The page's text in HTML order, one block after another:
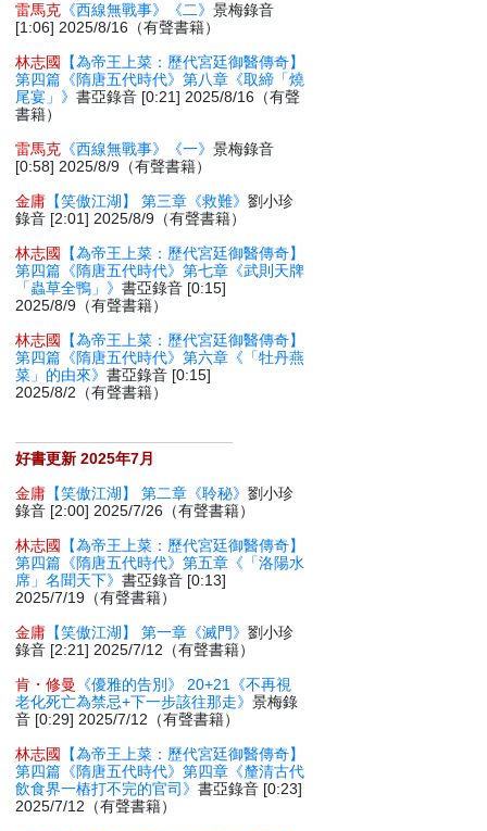
雷馬克 《西線無戰事》《二》景梅錄音
[1:06] 2025/8/16（有聲書籍）
林志國
【為帝王上菜：歷代宮廷御醫傳奇】
第四篇《隋唐五代時代》第八章《取締「燒
尾宴」》書亞錄音 [0:21] 2025/8/16（有聲
書籍）
雷馬克 《西線無戰事》《一》景梅錄音
[0:58] 2025/8/9（有聲書籍）
金庸 【笑傲江湖】 第三章《救難》劉小珍
錄音 [2:01] 2025/8/9（有聲書籍）
林志國
【為帝王上菜：歷代宮廷御醫傳奇】
第四篇《隋唐五代時代》第七章《武則天牌
「蟲草全鴨」》書亞錄音 [0:15]
2025/8/9（有聲書籍）
林志國
【為帝王上菜：歷代宮廷御醫傳奇】
第四篇《隋唐五代時代》第六章《「牡丹燕
菜」的由來》書亞錄音 [0:15]
2025/8/2（有聲書籍）
好書更新 2025年7月
金庸 【笑傲江湖】 第二章《聆秘》劉小珍
錄音 [2:00] 2025/7/26（有聲書籍）
林志國
【為帝王上菜：歷代宮廷御醫傳奇】
第四篇《隋唐五代時代》第五章《「洛陽水
席」名聞天下》書亞錄音 [0:13]
2025/7/19（有聲書籍）
金庸 【笑傲江湖】 第一章《滅門》劉小珍
錄音 [2:21] 2025/7/12（有聲書籍）
肯・修曼
《優雅的告別》 20+21《不再視
老化死亡為禁忌+下一步該往那走》景梅錄
音 [0:29] 2025/7/12（有聲書籍）
林志國
【為帝王上菜：歷代宮廷御醫傳奇】
第四篇《隋唐五代時代》第四章《釐清古代
飲食界一樁打不完的官司》書亞錄音 [0:23]
2025/7/12（有聲書籍）